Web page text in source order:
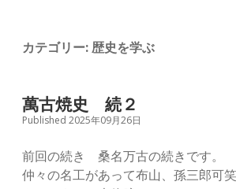
カテゴリー: 歴史を学ぶ
萬古焼史 続２
Published 2025年09月26日
前回の続き 桑名万古の続きです
仲々の名工があって布山、孫三郎可